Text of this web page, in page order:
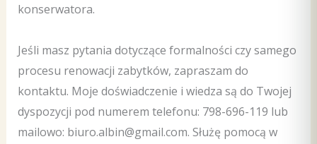
konserwatora.
Jeśli masz pytania dotyczące formalności czy samego
procesu renowacji zabytków, zapraszam do
kontaktu. Moje doświadczenie i wiedza są do Twojej
dyspozycji pod numerem telefonu: 798-696-119 lub
mailowo: biuro.albin@gmail.com. Służę pomocą w